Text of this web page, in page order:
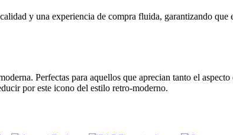
y una experiencia de compra fluida, garantizando que
Perfectas para aquellos que aprecian tanto el
por este icono del estilo retro-moderno.